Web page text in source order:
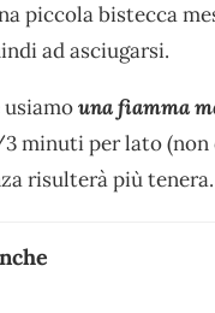
piccola bistecca
ad asciugarsi.
una fiamma
minuti per lato (non
risulterà più tenera.